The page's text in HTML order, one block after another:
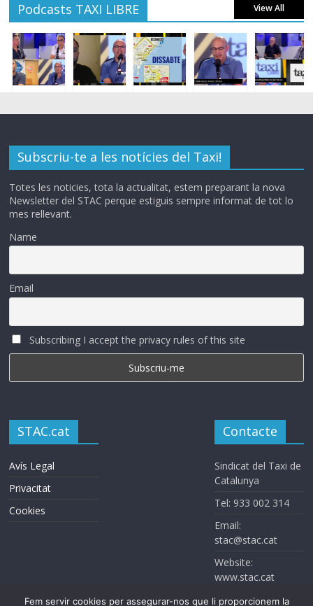
Podcasts TAXI LIBRE View All
Subscriu-te a les notícies del Taxi!
Totes les noticies, tota la actualitat, estem preparant la nova
Newsletter del STAC perque estiguis sempre informat de tot lo
mes rellevant.
Name
Email
Subscribing I accept the privacy rules of this site
STAC.cat
Avís Legal
Privacitat
Cookies
Contacte
Sindicat del Taxi de
Catalunya
Tel: 933 002 314
Email:
stac@stac.cat
Website:
www.stac.cat
Fem servir cookies per assegurar-nos que li proporcionem la